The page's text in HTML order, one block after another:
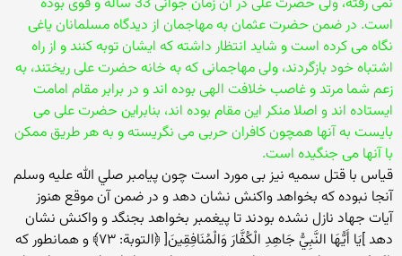
است. در ضمن حضرت عثمان به مهاجمان از دیدگاه مسلمانان یاغی
نگاه می کرده است و شاید انتظار داشته که ایشان توبه کنند و از راه
اشتباه خود بازگردند، ولی مهاجمانی که به خانه حضرت علی ریختند، به
زعم شما مرتد و غاصب خلافت الهی بوده اند و در برابر مقام امامت
ایستاده اند و اصلا منکر این مقام بوده اند، بنابراین حضرت علی می
بایست به آنها همچون کافران حربی می نگریسته و به هر طریق ممکن
با آنها می جنگیده است.
قیاس با قتل سمیه نیز بی مورد است چون پیامبر صلي الله عليه وسلم
آنجا نبوده که بخواهد واکنش نشان دهد و در ضمن آن موقع هنوز
آیات جهاد نازل نشده بودند تا پیغمبر بخواهد بجنگد و واکنش نشان
دهد ]يَا أَيُّهَا النَّبِيُّ جَاهِدِ الْكُفَّارَ‌ وَالْمُنَافِقِينَ[ ﴿التوبة: ٧٣﴾ و همانطور که